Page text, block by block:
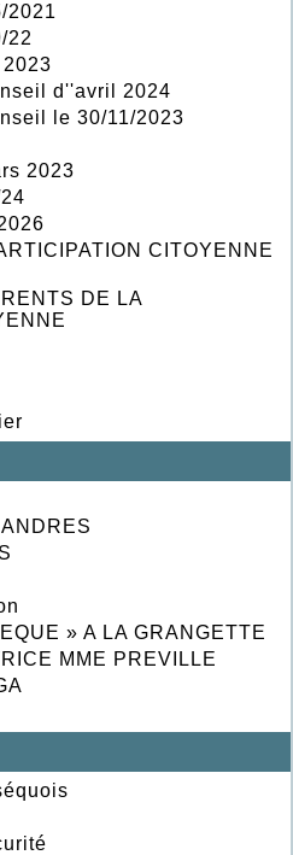
2021
22
d''avril 2024
le 30/11/2023
2023
CITOYENNE
DE LA
» A LA GRANGETTE
MME PREVILLE